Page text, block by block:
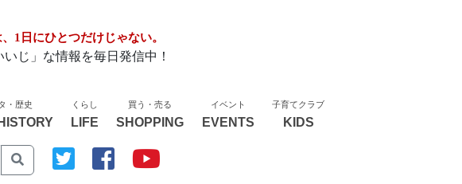
1日にひとつだけじゃない。
じ」な情報を毎日発信中！
・歴史 くらし
LIFE
買う・売る
SHOPPING
イベント
EVENTS
子育てクラブ
KIDS